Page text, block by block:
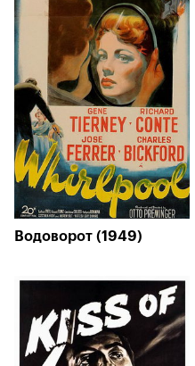
Водоворот (1949)